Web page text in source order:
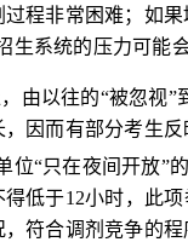
程非常困难；如
生系统的压力可能
由以往的“被忽视
因而有部分考生
位“只在夜间开放”
得低于12小时，此
符合调剂竞争的